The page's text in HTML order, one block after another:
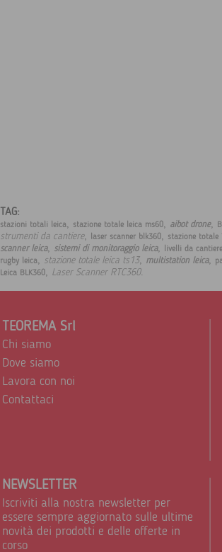
TAG:
stazioni totali leica, stazione totale leica ms60, aibot drone,
strumenti da cantiere, laser scanner blk360, stazione totale
scanner leica, sistemi di monitoraggio leica, livelli da cantiere
rugby leica, stazione totale leica ts13, multistation leica,
Leica BLK360, Laser Scanner RTC360.
TEOREMA Srl
Chi siamo
Dove siamo
Lavora con noi
Contattaci
NEWSLETTER
Iscriviti alla nostra newsletter per
essere sempre aggiornato sulle ultime
novità dei prodotti e delle offerte in
corso